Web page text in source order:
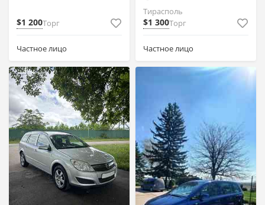
$1 200Торг
Частное лицо
Тирасполь
$1 300Торг
Частное лицо